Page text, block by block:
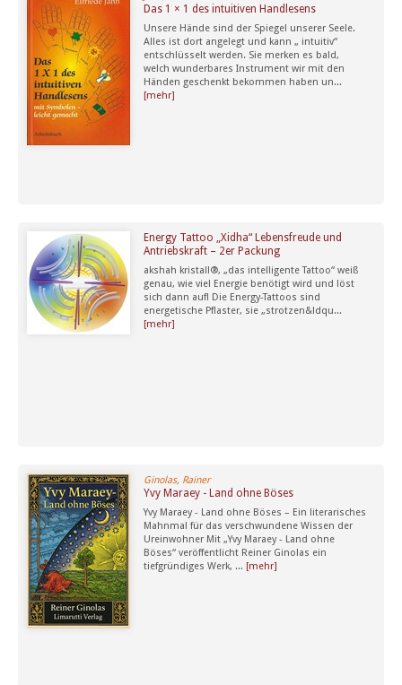
Das 1 × 1 des intuitiven Handlesens
Unsere Hände sind der Spiegel unserer Seele.
Alles ist dort angelegt und kann „ intuitiv“
entschlüsselt werden. Sie merken es bald,
welch wunderbares Instrument wir mit den
Händen geschenkt bekommen haben un...
[mehr]
Energy Tattoo „Xidha“ Lebensfreude und
Antriebskraft – 2er Packung
akshah kristall®, „das intelligente Tattoo“ weiß
genau, wie viel Energie benötigt wird und löst
sich dann auf! Die Energy-Tattoos sind
energetische Pflaster, sie „strotzen&ldqu...
[mehr]
Ginolas, Rainer
Yvy Maraey - Land ohne Böses
Yvy Maraey - Land ohne Böses – Ein literarisches
Mahnmal für das verschwundene Wissen der
Ureinwohner Mit „Yvy Maraey - Land ohne
Böses“ veröffentlicht Reiner Ginolas ein
tiefgründiges Werk, ... [mehr]